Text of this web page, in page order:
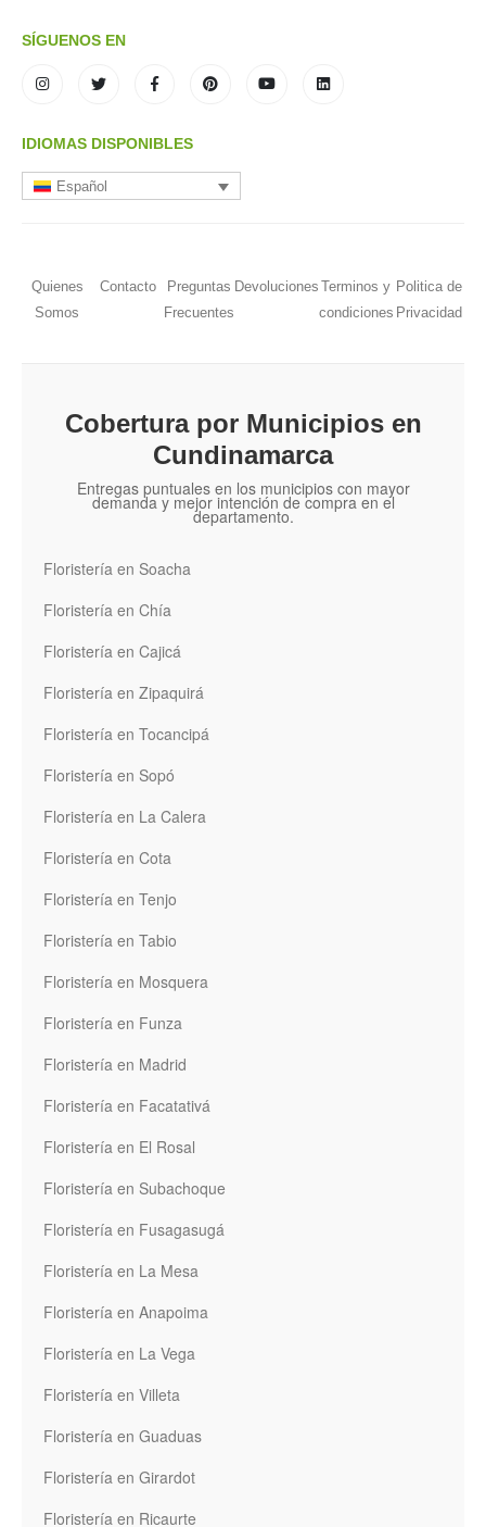
SÍGUENOS EN
IDIOMAS DISPONIBLES
Español
Quienes
Somos
Contacto
Preguntas
Frecuentes
Devoluciones Terminos y
condiciones
Politica de
Privacidad
Cobertura por Municipios en
Cundinamarca
Entregas puntuales en los municipios con mayor
demanda y mejor intención de compra en el
departamento.
Floristería en Soacha
Floristería en Chía
Floristería en Cajicá
Floristería en Zipaquirá
Floristería en Tocancipá
Floristería en Sopó
Floristería en La Calera
Floristería en Cota
Floristería en Tenjo
Floristería en Tabio
Floristería en Mosquera
Floristería en Funza
Floristería en Madrid
Floristería en Facatativá
Floristería en El Rosal
Floristería en Subachoque
Floristería en Fusagasugá
Floristería en La Mesa
Floristería en Anapoima
Floristería en La Vega
Floristería en Villeta
Floristería en Guaduas
Floristería en Girardot
Floristería en Ricaurte